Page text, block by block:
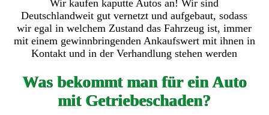
Wir kaufen kaputte Autos an! Wir sind
Deutschlandweit gut vernetzt und aufgebaut, sodass
wir egal in welchem Zustand das Fahrzeug ist, immer
mit einem gewinnbringenden Ankaufswert mit ihnen in
Kontakt und in der Verhandlung stehen werden
Was bekommt man für ein Auto
mit Getriebeschaden?